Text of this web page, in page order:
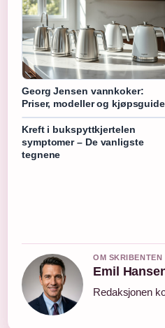
Georg Jensen vannkoker:
Priser, modeller og kjøpsguide
Kreft i bukspyttkjertelen
symptomer – De vanligste
tegnene
OM SKRIBENTEN
Emil
Redaksjonen